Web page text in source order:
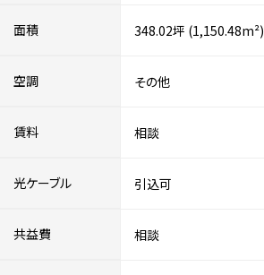
面積 348.02坪 (1,150.48m²)
空調 その他
賃料 相談
光ケーブル 引込可
共益費 相談